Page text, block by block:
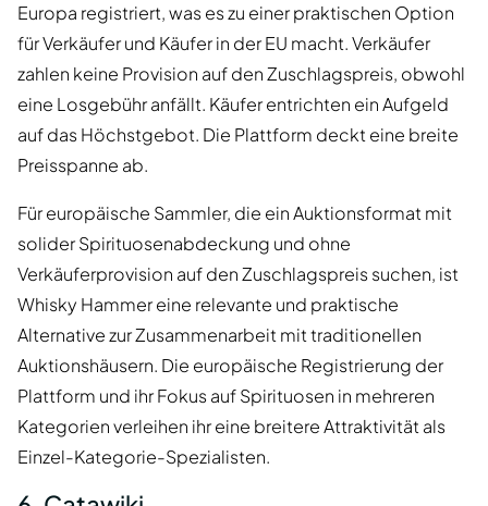
Europa registriert, was es zu einer praktischen Option
für Verkäufer und Käufer in der EU macht. Verkäufer
zahlen keine Provision auf den Zuschlagspreis, obwohl
eine Losgebühr anfällt. Käufer entrichten ein Aufgeld
auf das Höchstgebot. Die Plattform deckt eine breite
Preisspanne ab.
Für europäische Sammler, die ein Auktionsformat mit
solider Spirituosenabdeckung und ohne
Verkäuferprovision auf den Zuschlagspreis suchen, ist
Whisky Hammer eine relevante und praktische
Alternative zur Zusammenarbeit mit traditionellen
Auktionshäusern. Die europäische Registrierung der
Plattform und ihr Fokus auf Spirituosen in mehreren
Kategorien verleihen ihr eine breitere Attraktivität als
Einzel-Kategorie-Spezialisten.